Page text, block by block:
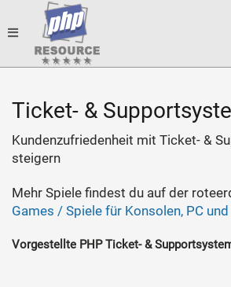
Toggle
navigation
Ticket- &
Kundenzufriedenheit mit Ticket- &
steigern
Mehr Spiele findest du auf der
Games / Spiele für Konsolen, PC
Vorgestellte PHP Ticket- &